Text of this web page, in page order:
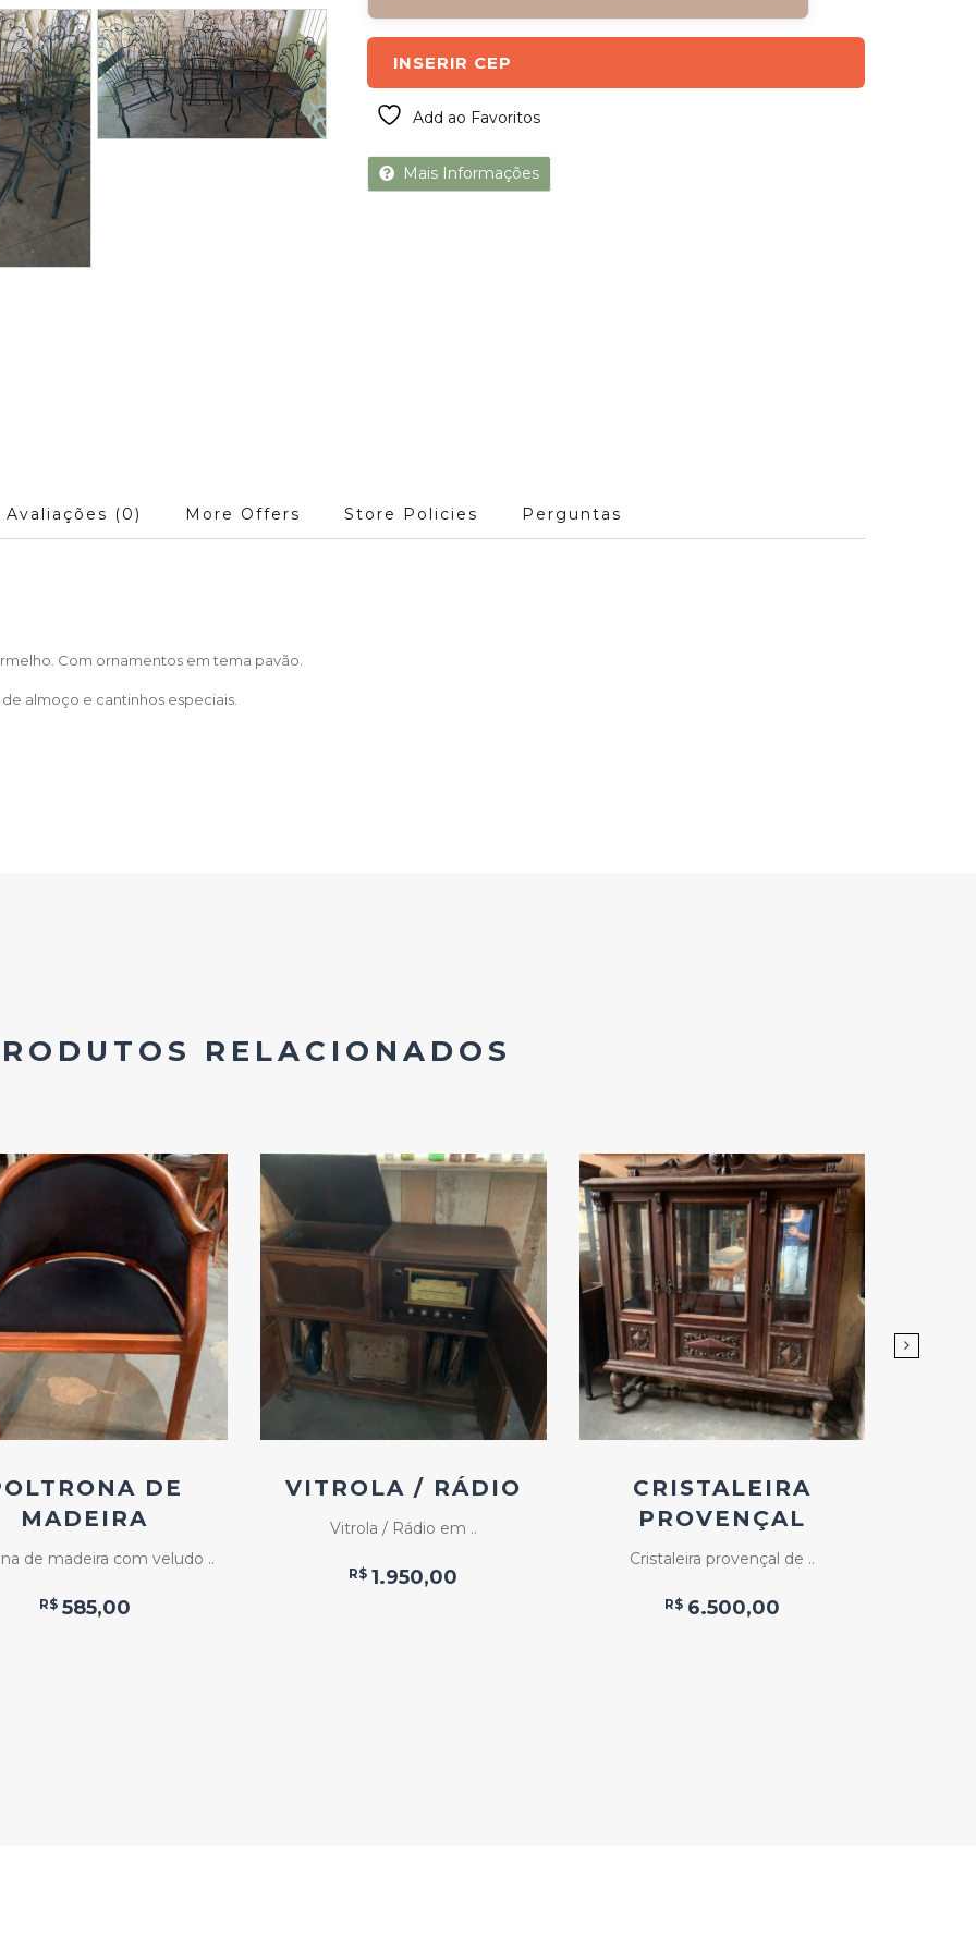
INSERIR CEP
Add ao Favoritos
Mais Informações
Avaliações (0) More Offers Store Policies Perguntas
Com ornamentos em tema pavão.
de almoço e cantinhos especiais.
RELACIONADOS
Favoritos
DE
MADEIRA
de madeira com veludo ..
R$ 585,00
Add
ao
Favoritos
VITROLA / RÁDIO
Vitrola / Rádio em ..
R$ 1.950,00
Add
ao
Favoritos
CRISTALEIRA
PROVENÇAL
Cristaleira provençal de ..
R$ 6.500,00